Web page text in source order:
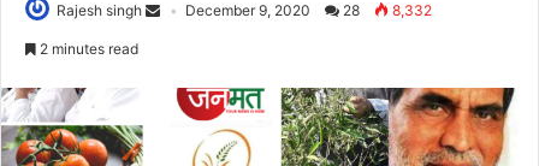
Rajesh singh December 9, 2020 28 8,332
2 minutes read